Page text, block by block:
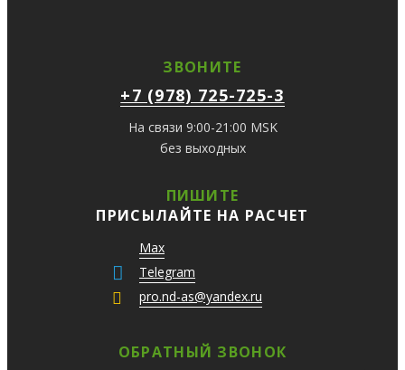
ЗВОНИТЕ
+7 (978) 725-725-3
На связи 9:00-21:00 MSK
без выходных
ПИШИТЕ
ПРИСЫЛАЙТЕ НА РАСЧЕТ
Max
Telegram
pro.nd-as@yandex.ru
ОБРАТНЫЙ ЗВОНОК